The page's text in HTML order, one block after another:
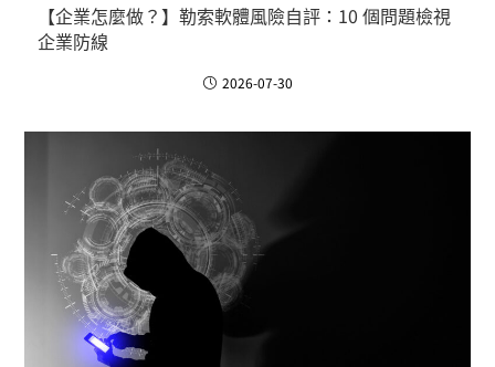
【企業怎麼做？】勒索軟體風險自評：10 個問題檢視
企業防線
2026-07-30